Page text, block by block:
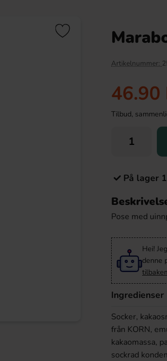
Heading
125g Fazer Emser Tablettask
Artikelnummer:
46.90
Tilbud,
På lager
Pose med
Hei!
denne
Ingredienser
Socker,
från KORN,
kakaomassa,
sockrad